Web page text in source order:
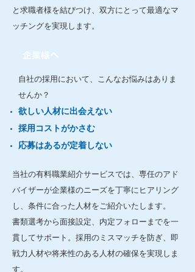
と求職者様を結びつけ、双方にとって最適なマ
ッチングを実現します。
企業様へ​
自社の採用において、こんなお悩みはありま
せんか？
欲しい人材に出会えない
採用コストがかさむ
応募はあるが定着しない
当社の有料職業紹介サービスでは、専任のアド
バイザーが企業様のニーズを丁寧にヒアリング
し、条件に合った人材をご紹介いたします。
書類選考から面接設定、内定フォローまでを一
貫してサポート。採用のミスマッチを防ぎ、即
戦力人材や将来性のある人材の確保を実現しま
す。